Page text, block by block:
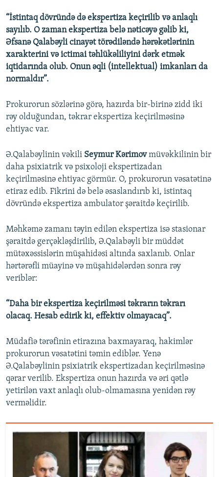
“İstintaq dövründə də ekspertiza keçirilib və anlaqlı
sayılıb. O zaman ekspertiza belə nəticəyə gəlib ki,
Əfsanə Qalabəyli cinayət törədiləndə hərəkətlərinin
xarakterini və ictimai təhlükəliliyini dərk etmək
iqtidarında olub. Onun əqli (intellektual) imkanları da
normaldır”.
Prokurorun sözlərinə görə, hazırda bir-birinə zidd iki
rəy olduğundan, təkrar ekspertiza keçirilməsinə
ehtiyac var.
Ə.Qalabəylinin vəkili Seymur Kərimovmüvəkkilinin bir
daha psixiatrik və psixoloji ekspertizadan
keçirilməsinə ehtiyac görmür. O, prokurorun vəsatətinə
etiraz edib. Fikrini də belə əsaslandırıb ki, istintaq
dövründə ekspertiza ambulator şəraitdə keçirilib.
Məhkəmə zamanı təyin edilən ekspertiza isə stasionar
şəraitdə gerçəkləşdirilib, Ə.Qalabəyli bir müddət
mütəxəssislərin müşahidəsi altında saxlanıb. Onlar
hərtərəfli müayinə və müşahidələrdən sonra rəy
veriblər:
“Daha bir ekspertiza keçirilməsi təkrarın təkrarı
olacaq. Hesab edirik ki, effektiv olmayacaq”.
Müdafiə tərəfinin etirazına baxmayaraq, hakimlər
prokurorun vəsatətini təmin ediblər. Yenə
Ə.Qalabəylinin psixiatrik ekspertizadan keçirilməsinə
qərar verilib. Ekspertiza onun hazırda və əri qətlə
yetirilən vaxt anlaqlı olub-olmamasına yenidən rəy
verməlidir.